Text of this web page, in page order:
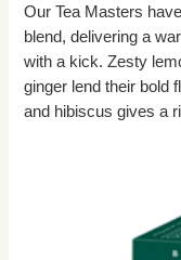
Our Tea Masters
blend, delivering a
with a kick. Zesty
ginger lend their bold
and hibiscus gives a